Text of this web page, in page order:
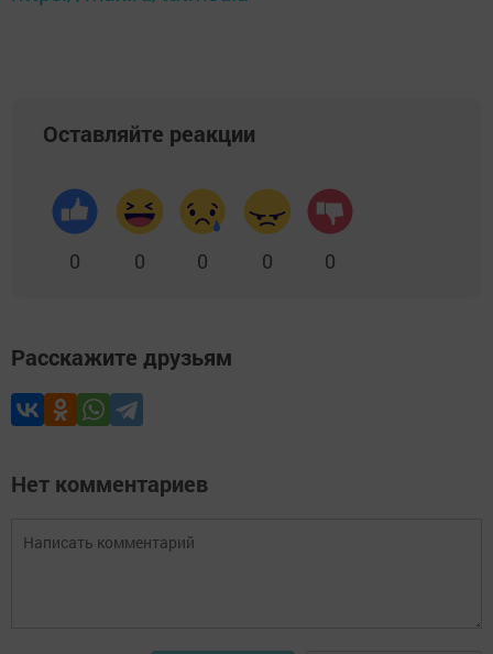
Оставляйте реакции
0 0 0 0 0
Расскажите друзьям
Нет комментариев